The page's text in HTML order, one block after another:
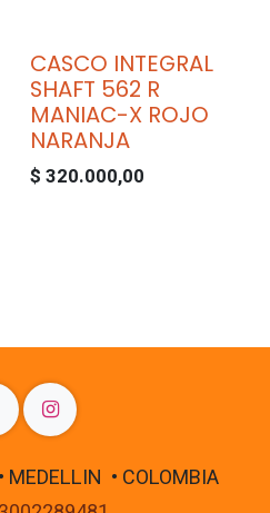
CASCO INTEGRAL
SHAFT 562 R
MANIAC-X ROJO
NARANJA
$ 320.000,00
MEDELLIN • COLOMBIA